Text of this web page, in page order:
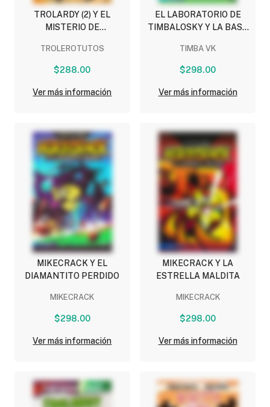
TROLARDY (2) Y EL
MISTERIO DE
TROLEROTUTOS
$288.00
Ver más información
EL LABORATORIO DE
TIMBALOSKY Y LA BASE
TIMBA VK
$298.00
Ver más información
MIKECRACK Y EL
DIAMANTITO PERDIDO
MIKECRACK
$298.00
Ver más información
MIKECRACK Y LA
ESTRELLA MALDITA
MIKECRACK
$298.00
Ver más información